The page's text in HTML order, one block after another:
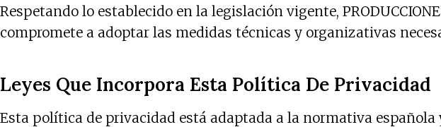
Respetando lo establecido en la legislación vigente,
compromete a adoptar las medidas técnicas y organizativas
Leyes Que Incorpora Esta Política De Privacidad
Esta política de privacidad está adaptada a la normativa